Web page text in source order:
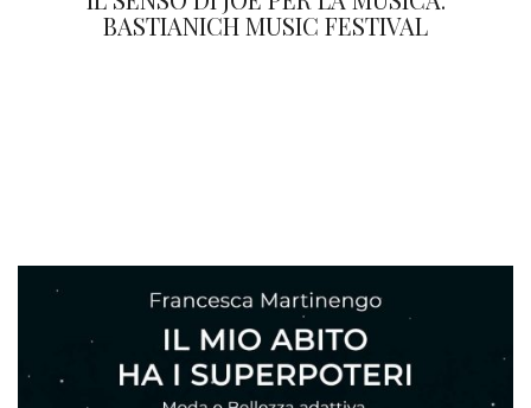
BASTIANICH MUSIC FESTIVAL